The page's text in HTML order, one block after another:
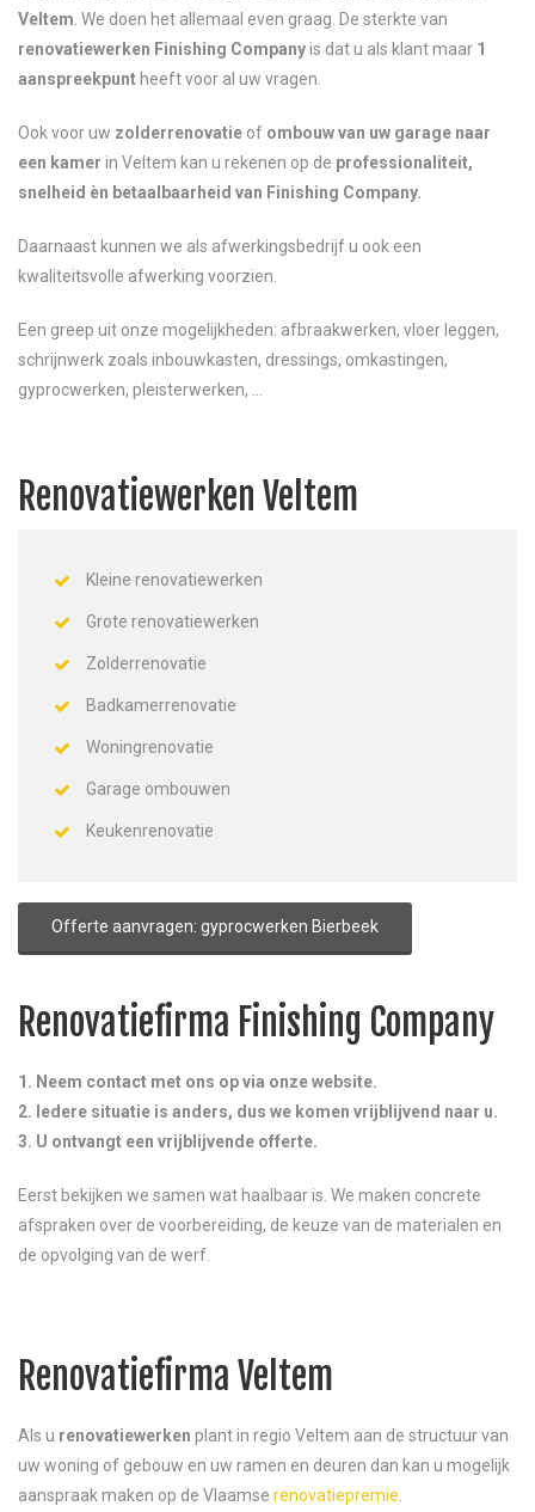
Veltem . We doen het allemaal even graag. De sterkte van
renovatiewerken Finishing Companyis dat u als klant maar 1
aanspreekpunt heeft voor al uw vragen.
Ook voor uw zolderrenovatie of ombouw van uw garage naar
een kamer in Veltem kan u rekenen op de professionaliteit,
snelheid èn betaalbaarheid van Finishing Company.
Daarnaast kunnen we als afwerkingsbedrijf u ook een
kwaliteitsvolle afwerking voorzien.
Een greep uit onze mogelijkheden: afbraakwerken, vloer leggen,
schrijnwerk zoals inbouwkasten, dressings, omkastingen,
gyprocwerken, pleisterwerken, …
Renovatiewerken Veltem
Kleine renovatiewerken
Grote renovatiewerken
Zolderrenovatie
Badkamerrenovatie
Woningrenovatie
Garage ombouwen
Keukenrenovatie
Offerte aanvragen: gyprocwerken Bierbeek
Renovatiefirma Finishing Company
1. Neem contact met ons op via onze website.
2. Iedere situatie is anders, dus we komen vrijblijvend naar u.
3. U ontvangt een vrijblijvende offerte.
Eerst bekijken we samen wat haalbaar is. We maken concrete
afspraken over de voorbereiding, de keuze van de materialen en
de opvolging van de werf.
Renovatiefirma Veltem
Als u renovatiewerken plant in regio Veltem aan de structuur van
uw woning of gebouw en uw ramen en deuren dan kan u mogelijk
aanspraak maken op de Vlaamse renovatiepremie